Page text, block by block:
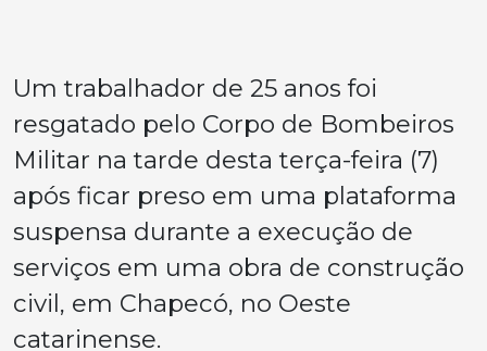
Um trabalhador de 25 anos foi
resgatado pelo Corpo de Bombeiros
Militar na tarde desta terça-feira (7)
após ficar preso em uma plataforma
suspensa durante a execução de
serviços em uma obra de construção
civil, em Chapecó, no Oeste
catarinense.